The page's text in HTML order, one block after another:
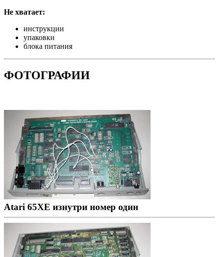
Не хватает:
инструкции
упаковки
блока питания
ФОТОГРАФИИ
Atari 65XE изнутри номер один